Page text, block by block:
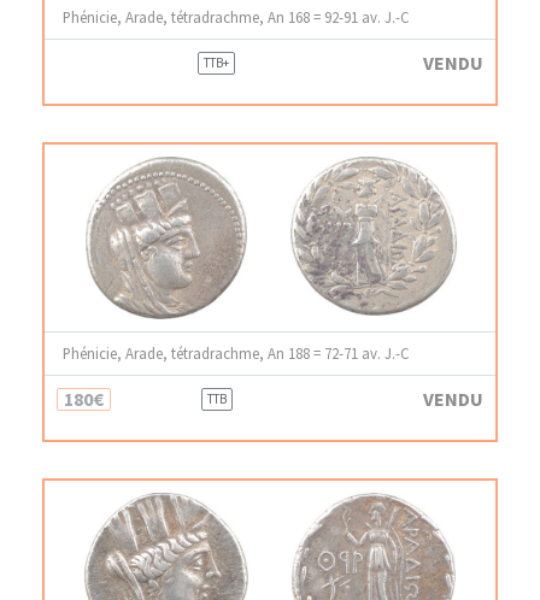
Phénicie, Arade, tétradrachme, An 168 = 92-91 av. J.-C
TTB+ VENDU
Phénicie, Arade, tétradrachme, An 188 = 72-71 av. J.-C
180€ TTB VENDU